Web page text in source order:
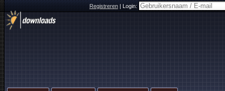
Registreren|Login: